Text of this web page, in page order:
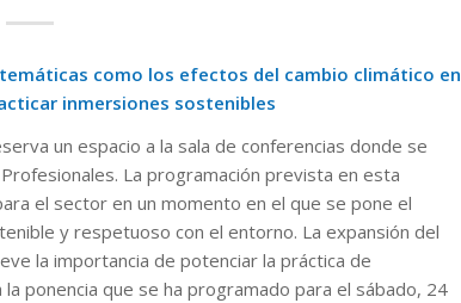
como los efectos del cambio climático en
inmersiones sostenibles
un espacio a la sala de conferencias donde se
La programación prevista en esta
el sector en un momento en el que se pone el
y respetuoso con el entorno. La expansión del
la importancia de potenciar la práctica de
ponencia que se ha programado para el sábado, 24